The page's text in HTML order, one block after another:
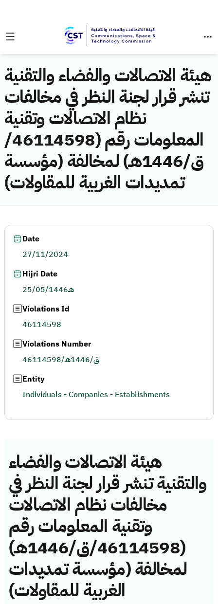
هيئة الاتصالات والفضاء والتقنية
تنشر قرار لجنة النظر في مخالفات
نظام الاتصالات وتقنية
المعلومات رقم (46114598/
ق/1446هـ) لمخالفة (مؤسسة
تمديدات الغربية للمقاولات)
هيئة الاتصالات والفضاء
والتقنية تنشر قرار لجنة النظر في
مخالفات نظام الاتصالات
وتقنية المعلومات رقم
(46114598/ق/1446هـ)
لمخالفة (مؤسسة تمديدات
الغربية للمقاولات)
Date
27/11/2024
Hijri Date
25/05/1446هـ
Violations Id
46114598
Violations Number
46114598/ق/1446هـ
Entity
Individuals - Companies - Establishments